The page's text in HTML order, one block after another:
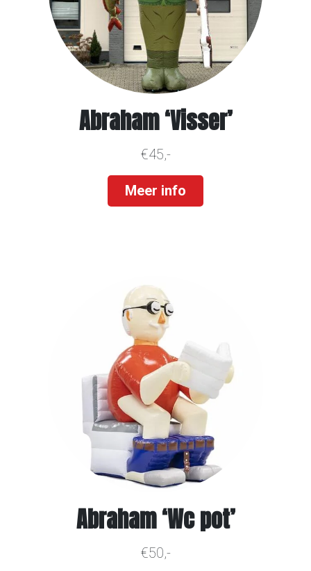
Abraham ‘Visser’
€45,-
Meer info
Abraham ‘Wc pot’
€50,-